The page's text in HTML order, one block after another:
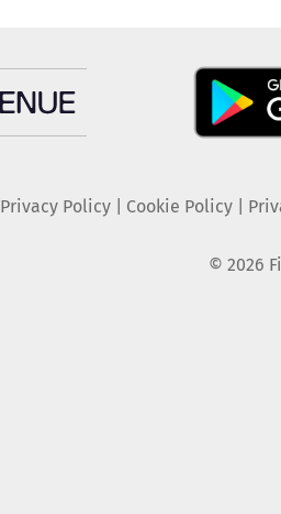
Privacy Policy| Cookie Policy|
© 2026